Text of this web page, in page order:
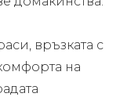
връзката с
на